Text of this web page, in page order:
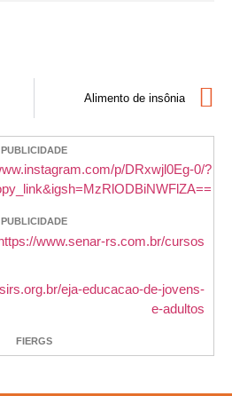
Alimento de insônia
PUBLICIDADE
PUBLICIDADE
FIERGS